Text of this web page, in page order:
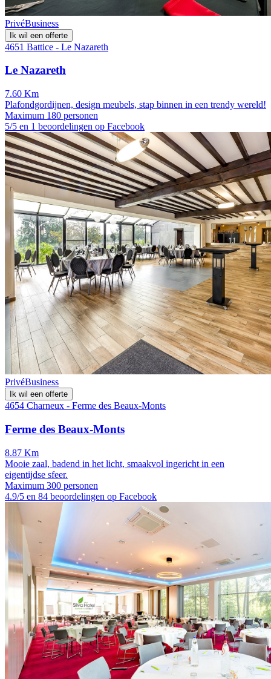
PrivéBusiness
Ik wil een offerte
4651 Battice - Le Nazareth
Le Nazareth
7.60 Km
Plafondgordijnen, design meubels, stap binnen in een trendy wereld!
Maximum 180 personen
5/5 en 1 beoordelingen op Facebook
PrivéBusiness
Ik wil een offerte
4654 Charneux - Ferme des Beaux-Monts
Ferme des Beaux-Monts
8.87 Km
Mooie zaal, badend in het licht, smaakvol ingericht in een
eigentijdse sfeer.
Maximum 300 personen
4.9/5 en 84 beoordelingen op Facebook